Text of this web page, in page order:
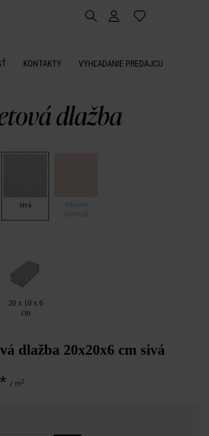
KONTAKTY VYHĽADANIE PREDAJCU
dlažba
sivá
20 x 10 x 6
cm
dlažba 20x20x6 cm sivá
/ m2